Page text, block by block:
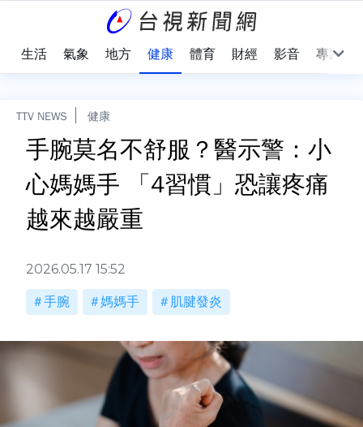
生活 氣象 地方 健康 體育 財經 影音 專題
TTV NEWS 健康
手腕莫名不舒服？醫示警：小
心媽媽手 「4習慣」恐讓疼痛
越來越嚴重
2026.05.17 15:52
手腕 媽媽手 肌腱發炎